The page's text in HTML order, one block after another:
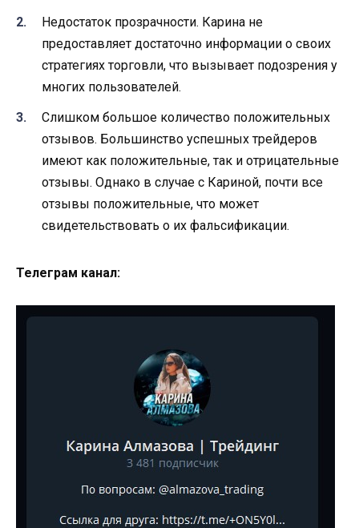
Недостаток прозрачности. Карина не
предоставляет достаточно информации о своих
стратегиях торговли, что вызывает подозрения у
многих пользователей.
Слишком большое количество положительных
отзывов. Большинство успешных трейдеров
имеют как положительные, так и отрицательные
отзывы. Однако в случае с Кариной, почти все
отзывы положительные, что может
свидетельствовать о их фальсификации.
Телеграм канал: